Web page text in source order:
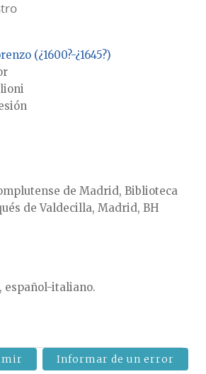
(¿1600?-¿1645?)
de Madrid, Biblioteca
de Valdecilla, Madrid, BH
español-italiano.
Informar de un error